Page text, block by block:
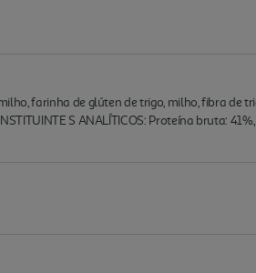
farinha de glúten de trigo, milho, fibra de
S ANALÍTICOS: Proteína bruta: